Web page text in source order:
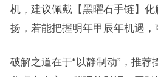
机，建议佩戴【黑曜石手链】
扬，若能把握明年甲辰年机遇，
破解之道在于“以静制动”，推荐